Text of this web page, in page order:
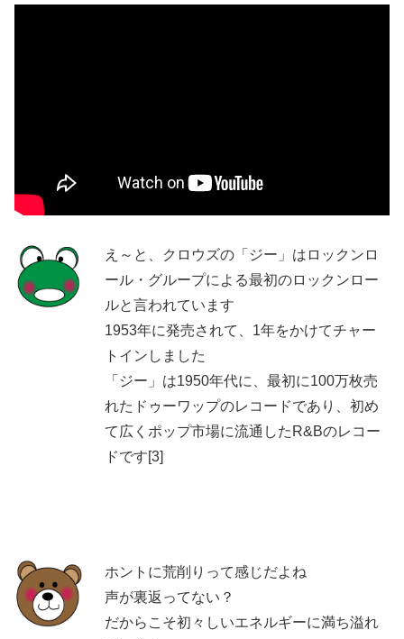
え～と、クロウズの「ジー」はロックンロ
ール・グループによる最初のロックンロー
ルと言われています
1953年に発売されて、1年をかけてチャー
トインしました
「ジー」は1950年代に、最初に100万枚売
れたドゥーワップのレコードであり、初め
て広くポップ市場に流通したR&Bのレコー
ドです[3]
ホントに荒削りって感じだよね
声が裏返ってない？
だからこそ初々しいエネルギーに満ち溢れ